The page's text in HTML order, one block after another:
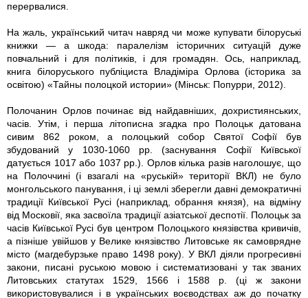
перервалися.
На жаль, український читач навряд чи може купувати білоруські
книжки — а шкода: паралелізм історичних ситуацій дуже
повчальний і для політиків, і для громадян. Ось, наприклад,
книга білоруського публіциста Владіміра Орлова (історика за
освітою) «Тайны полоцкой истории» (Мінськ: Попурри, 2012).
Полочанин Орлов починає від найдавніших, дохристиянських,
часів. Утім, і перша літописна згадка про Полоцьк датована
сивим 862 роком, а полоцький собор Святої Софії був
збудований у 1030-1060 рр. (заснування Софії Київської
датується 1017 або 1037 рр.). Орлов кілька разів наголошує, що
на Полоччині (і взагалі на «руській» території ВКЛ) не було
монгольського панування, і ці землі зберегли давні демократичні
традиції Київської Русі (наприклад, обрання князя), на відміну
від Московії, яка засвоїла традиції азіатської деспотії. Полоцьк за
часів Київської Русі був центром Полоцького князівства кривичів,
а пізніше увійшов у Велике князівство Литовське як самоврядне
місто (магдебурзьке право 1498 року). У ВКЛ діяли прогресивні
закони, писані руською мовою і систематизовані у так званих
Литовських статутах 1529, 1566 і 1588 р. (ці ж закони
використовувалися і в українських воєводствах аж до початку